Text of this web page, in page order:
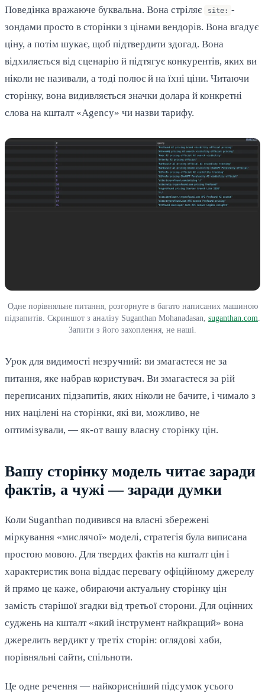
Поведінка вражаюче буквальна. Вона стріляє site: -
зондами просто в сторінки з цінами вендорів. Вона вгадує
ціну, а потім шукає, щоб підтвердити здогад. Вона
відхиляється від сценарію й підтягує конкурентів, яких ви
ніколи не називали, а тоді полює й на їхні ціни. Читаючи
сторінку, вона видивляється значки долара й конкретні
слова на кшталт «Agency» чи назви тарифу.
Одне порівняльне питання, розгорнуте в багато написаних машиною
підзапитів. Скриншот з аналізу Suganthan Mohanadasan, suganthan.com
Запити з його захоплення, не наші.
Урок для видимості незручний: ви змагаєтеся не за
питання, яке набрав користувач. Ви змагаєтеся за рій
переписаних підзапитів, яких ніколи не бачите, і чимало з
них націлені на сторінки, які ви, можливо, не
оптимізували, — як-от вашу власну сторінку цін.
Вашу сторінку модель читає заради
фактів, а чужі — заради думки
Коли Suganthan подивився на власні збережені
міркування «мислячої» моделі, стратегія була виписана
простою мовою. Для твердих фактів на кшталт цін і
характеристик вона віддає перевагу офіційному джерелу
й прямо це каже, обираючи актуальну сторінку цін
замість старішої згадки від третьої сторони. Для оцінних
суджень на кшталт «який інструмент найкращий» вона
джерелить вердикт у третіх сторін: оглядові хаби,
порівняльні сайти, спільноти.
Це одне речення — найкорисніший підсумок усього